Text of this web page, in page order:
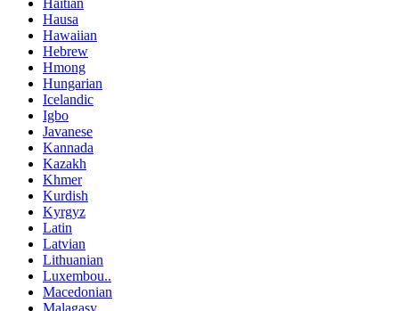
Haitian
Hausa
Hawaiian
Hebrew
Hmong
Hungarian
Icelandic
Igbo
Javanese
Kannada
Kazakh
Khmer
Kurdish
Kyrgyz
Latin
Latvian
Lithuanian
Luxembou..
Macedonian